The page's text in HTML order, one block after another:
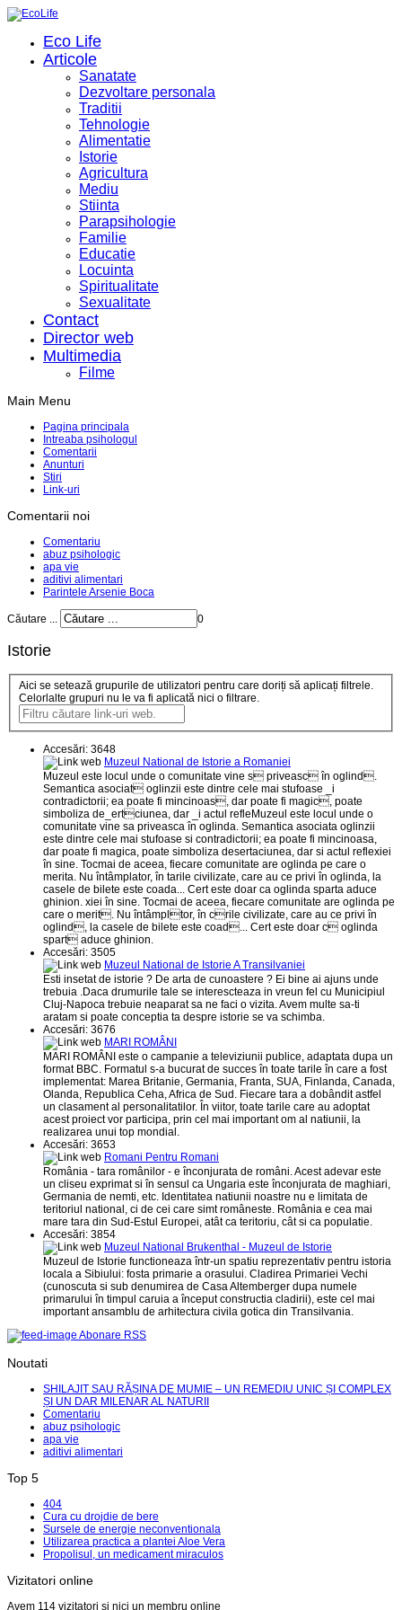
Eco Life
Articole
Sanatate
Dezvoltare personala
Traditii
Tehnologie
Alimentatie
Istorie
Agricultura
Mediu
Stiinta
Parapsihologie
Familie
Educatie
Locuinta
Spiritualitate
Sexualitate
Contact
Director web
Multimedia
Filme
Main Menu
Pagina principala
Intreaba psihologul
Comentarii
Anunturi
Stiri
Link-uri
Comentarii noi
Comentariu
abuz psihologic
apa vie
aditivi alimentari
Parintele Arsenie Boca
Căutare ... 0
Istorie
Aici se setează grupurile de utilizatori pentru care doriți să aplicați filtrele.
Celorlalte grupuri nu le va fi aplicată nici o filtrare.
Accesări: 3648
Muzeul National de Istorie a Romaniei
Muzeul este locul unde o comunitate vine s priveasc în oglind.
Semantica asociat oglinzii este dintre cele mai stufoase _i
contradictorii; ea poate fi mincinoas, dar poate fi magic, poate
simboliza de_ertciunea, dar _i actul refleMuzeul este locul unde o
comunitate vine sa priveasca în oglinda. Semantica asociata oglinzii
este dintre cele mai stufoase si contradictorii; ea poate fi mincinoasa,
dar poate fi magica, poate simboliza desertaciunea, dar si actul reflexiei
în sine. Tocmai de aceea, fiecare comunitate are oglinda pe care o
merita. Nu întâmplator, în tarile civilizate, care au ce privi în oglinda, la
casele de bilete este coada... Cert este doar ca oglinda sparta aduce
ghinion. xiei în sine. Tocmai de aceea, fiecare comunitate are oglinda pe
care o merit. Nu întâmpltor, în crile civilizate, care au ce privi în
oglind, la casele de bilete este coad... Cert este doar c oglinda
spart aduce ghinion.
Accesări: 3505
Muzeul National de Istorie A Transilvaniei
Esti insetat de istorie ? De arta de cunoastere ? Ei bine ai ajuns unde
trebuia .Daca drumurile tale se interescteaza in vreun fel cu Municipiul
Cluj-Napoca trebuie neaparat sa ne faci o vizita. Avem multe sa-ti
aratam si poate conceptia ta despre istorie se va schimba.
Accesări: 3676
MARI ROMÂNI
MARI ROMÂNI este o campanie a televiziunii publice, adaptata dupa un
format BBC. Formatul s-a bucurat de succes în toate tarile în care a fost
implementat: Marea Britanie, Germania, Franta, SUA, Finlanda, Canada,
Olanda, Republica Ceha, Africa de Sud. Fiecare tara a dobândit astfel
un clasament al personalitatilor. În viitor, toate tarile care au adoptat
acest proiect vor participa, prin cel mai important om al natiunii, la
realizarea unui top mondial.
Accesări: 3653
Romani Pentru Romani
România - tara românilor - e înconjurata de români. Acest adevar este
un cliseu exprimat si în sensul ca Ungaria este înconjurata de maghiari,
Germania de nemti, etc. Identitatea natiunii noastre nu e limitata de
teritoriul national, ci de cei care simt româneste. România e cea mai
mare tara din Sud-Estul Europei, atât ca teritoriu, cât si ca populatie.
Accesări: 3854
Muzeul National Brukenthal - Muzeul de Istorie
Muzeul de Istorie functioneaza într-un spatiu reprezentativ pentru istoria
locala a Sibiului: fosta primarie a orasului. Cladirea Primariei Vechi
(cunoscuta si sub denumirea de Casa Altemberger dupa numele
primarului în timpul caruia a început constructia cladirii), este cel mai
important ansamblu de arhitectura civila gotica din Transilvania.
Abonare RSS
Noutati
SHILAJIT SAU RĂȘINA DE MUMIE – UN REMEDIU UNIC ȘI COMPLEX
ȘI UN DAR MILENAR AL NATURII
Comentariu
abuz psihologic
apa vie
aditivi alimentari
Top 5
404
Cura cu drojdie de bere
Sursele de energie neconventionala
Utilizarea practica a plantei Aloe Vera
Propolisul, un medicament miraculos
Vizitatori online
Avem 114 vizitatori și nici un membru online